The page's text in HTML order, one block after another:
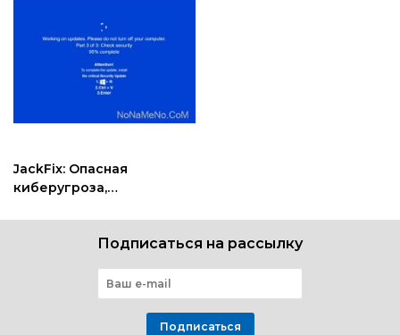
JackFix: Опасная
киберугроза,
обновления Windows на
порносайтахПодписаться на рассылку
Подписаться